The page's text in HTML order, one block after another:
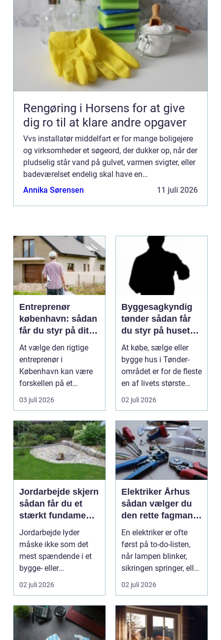
Rengøring i Horsens for at give
dig ro til at klare andre opgaver
Vvs installatør middelfart er for mange boligejere
og virksomheder et søgeord, der dukker op, når der
pludselig står vand på gulvet, varmen svigter, eller
badeværelset endelig skal have en
gennemgribende renoveri...
Annika Sørensen 11 juli 2026
Entreprenør
københavn: sådan
får du styr på dit
byggeprojekt
At vælge den rigtige
entreprenør i
København kan være
forskellen på et
byggeprojekt, der
03 juli 2026
Byggesagkyndig
tønder sådan får
du styr på husets
tilstand
At købe, sælge eller
bygge hus i Tønder-
området er for de fleste
en af livets største
beslutninger. ...
02 juli 2026
Jordarbejde skjern
sådan får du et
stærkt fundament
til dit projekt
Jordarbejde lyder
måske ikke som det
mest spændende i et
bygge- eller
haveprojekt, men hele
02 juli 2026
Elektriker Århus
sådan vælger du
den rette fagmand
til opgaven
En elektriker er ofte
først på to-do-listen,
når lampen blinker,
sikringen springer, eller
du skal h...
02 juli 2026